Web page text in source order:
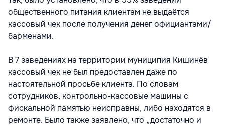
общественного питания клиентам не выдаётся
кассовый чек после получения денег официантами/
барменами.
В 7 заведениях на территории муниципия Кишинёв
кассовый чек не был предоставлен даже по
настоятельной просьбе клиента. По словам
сотрудников, контрольно-кассовые машины с
фискальной памятью неисправны, либо находятся в
ремонте. Было также заявлено, что „достаточно и